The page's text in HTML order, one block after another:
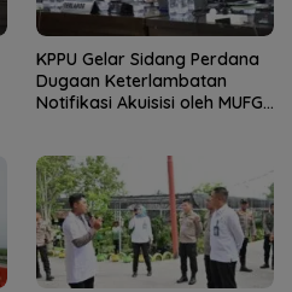
KPPU Gelar Sidang Perdana
Dugaan Keterlambatan
Notifikasi Akuisisi oleh MUFG